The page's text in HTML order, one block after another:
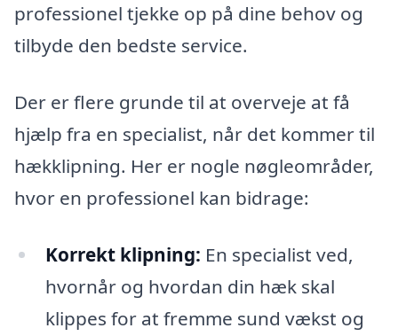
professionel tjekke op på dine behov og
tilbyde den bedste service.
Der er flere grunde til at overveje at få
hjælp fra en specialist, når det kommer til
hækklipning. Her er nogle nøgleområder,
hvor en professionel kan bidrage:
Korrekt klipning: En specialist ved,
hvornår og hvordan din hæk skal
klippes for at fremme sund vækst og